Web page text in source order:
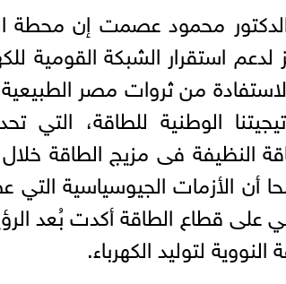
محمود عصمت إن محطة
لدعم استقرار الشبكة القومية
من ثروات مصر
الوطنية للطاقة، التي
أن الأزمات الجيوسياسية التي
على قطاع الطاقة أكدت بُعد
النووية لتوليد الكهرباء.